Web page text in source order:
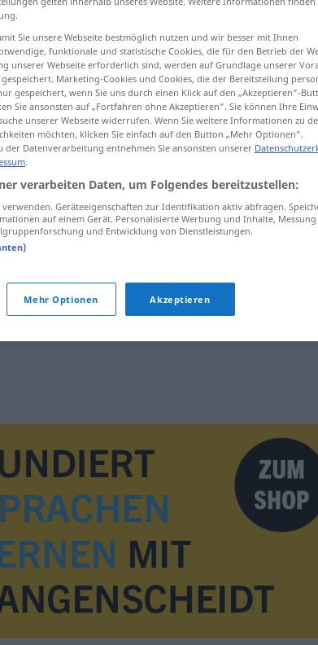
ugrzeczniony
Sie unsere Webseite bestmöglich nutzen und wir besser mit Ihnen
funktionale und statistische Cookies, die für den Betrieb der
unserer Webseite erforderlich sind, werden auf Grundlage unserer
Marketing-Cookies und Cookies, die der Bereitstellung
gespeichert, wenn Sie uns durch einen Klick auf den „Akzeptieren“-
Sie ansonsten auf „Fortfahren ohne Akzeptieren“. Sie können Ihre
unserer Webseite widerrufen. Wenn Sie weitere Informationen zu
möchten, klicken Sie einfach auf den Button „Mehr Optionen“.
der Datenverarbeitung entnehmen Sie ansonsten unserer
.
verarbeiten Daten, um Folgendes bereitzustellen:
verwenden. Geräteeigenschaften zur Identifikation aktiv abfragen.
auf einem Gerät. Personalisierte Werbung und Inhalte, Messung
und Entwicklung von Dienstleistungen.
Mehr Optionen Akzeptieren